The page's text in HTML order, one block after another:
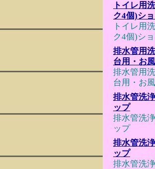
トイレ用
ク4個)シ
トイレ用
ク4個)シ
排水管用
台用・お
排水管用
台用・お
排水管洗
ップ
排水管洗
ップ
排水管洗
ップ
排水管洗